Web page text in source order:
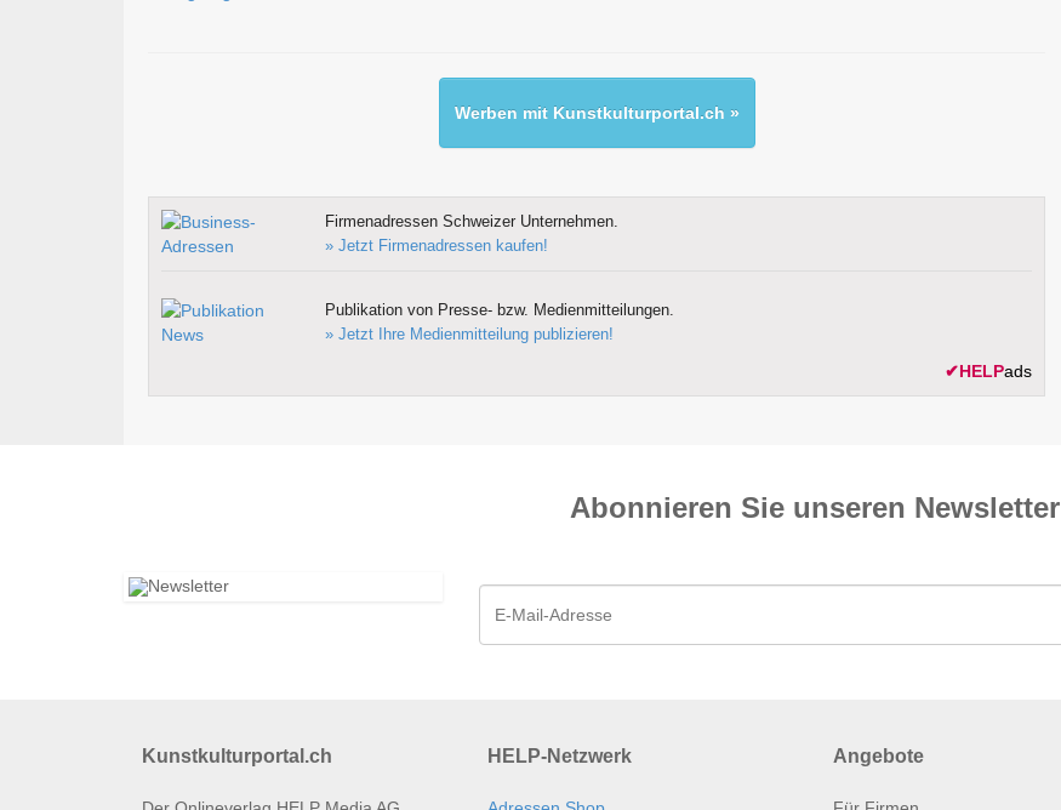
Werben mit Kunstkulturportal.ch »
Firmenadressen Schweizer Unternehmen.
» Jetzt Firmenadressen kaufen!
Publikation von Presse- bzw. Medienmitteilungen.
» Jetzt Ihre Medienmitteilung publizieren!
✔HELPads
Abonnieren Sie unseren News­letter
Kunstkulturportal.ch HELP-Netzwerk Angebote